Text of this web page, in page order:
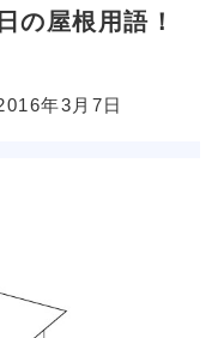
の屋根用語！
年3月7日